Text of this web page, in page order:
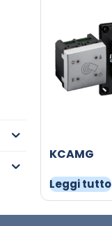
KCAMG
Leggi tutto